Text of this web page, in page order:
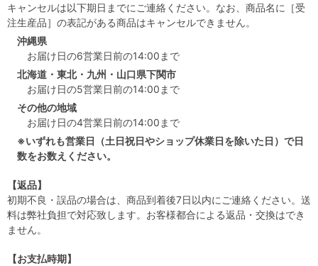
キャンセルは以下期日までにご連絡ください。なお、商品名に［受
注生産品］の表記がある商品はキャンセルできません。
沖縄県
お届け日の6営業日前の14:00まで
北海道・東北・九州・山口県下関市
お届け日の5営業日前の14:00まで
その他の地域
お届け日の4営業日前の14:00まで
※いずれも営業日（土日祝日やショップ休業日を除いた日）で日
数をお数えください。
【返品】
初期不良・誤品の場合は、商品到着後7日以内にご連絡ください。送
料は弊社負担で対応致します。お客様都合による返品・交換はでき
ません。
【お支払時期】